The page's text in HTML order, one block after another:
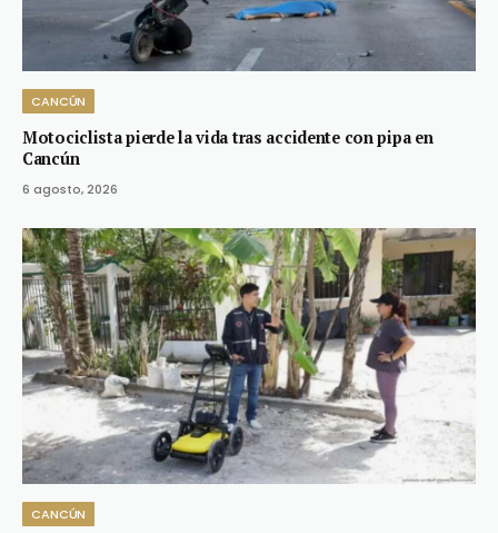
CANCÚN
Motociclista pierde la vida tras accidente con pipa en
Cancún
6 agosto, 2026
CANCÚN